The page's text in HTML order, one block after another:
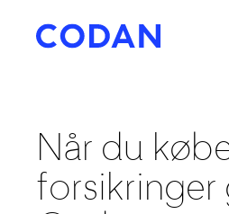
Når du
forsikringer